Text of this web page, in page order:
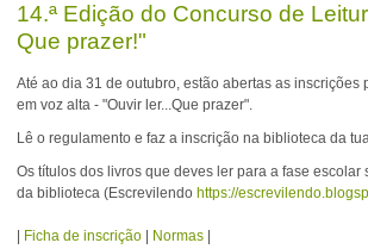
14.ª Edição do Concurso de
Que prazer!"
Até ao dia 31 de outubro, estão abertas as
em voz alta - "Ouvir ler...Que prazer".
Lê o regulamento e faz a inscrição na biblioteca da
Os títulos dos livros que deves ler para a fase
da biblioteca (Escrevilendo https://
Ficha de inscrição Normas